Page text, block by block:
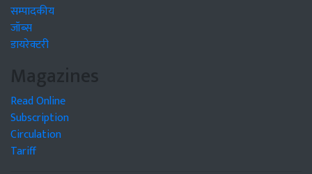
सम्पादकीय
जॉब्स
डायरेक्टरी
Magazines
Read Online
Subscription
Circulation
Tariff